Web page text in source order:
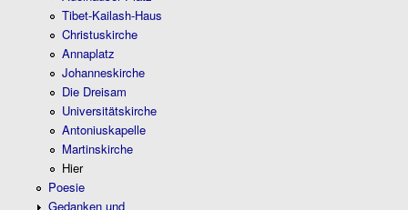
Tibet-Kailash-Haus
Christuskirche
Annaplatz
Johanneskirche
Die Dreisam
Universitätskirche
Antoniuskapelle
Martinskirche
Hier
Poesie
Gedanken und